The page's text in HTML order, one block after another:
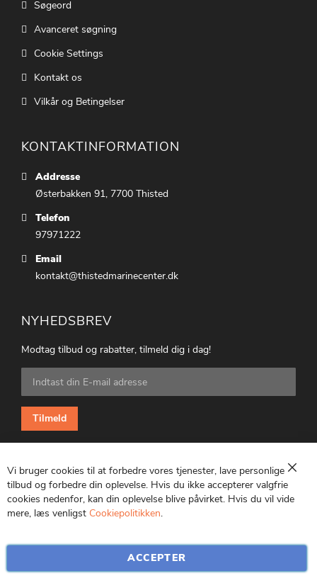
Søgeord
Avanceret søgning
Cookie Settings
Kontakt os
Vilkår og Betingelser
KONTAKTINFORMATION
Addresse
Østerbakken 91, 7700 Thisted
Telefon
97971222
Email
kontakt@thistedmarinecenter.dk
NYHEDSBREV
Modtag tilbud og rabatter, tilmeld dig i dag!
Tilmeld
dig
vores
nyhedsbrev:
Tilmeld
CVR: 25847369
Luk
Vi bruger cookies til at forbedre vores tjenester, lave personlige
tilbud og forbedre din oplevelse. Hvis du ikke accepterer valgfrie
cookies nedenfor, kan din oplevelse blive påvirket. Hvis du vil vide
mere, læs venligst Cookiepolitikken.
ACCEPTER